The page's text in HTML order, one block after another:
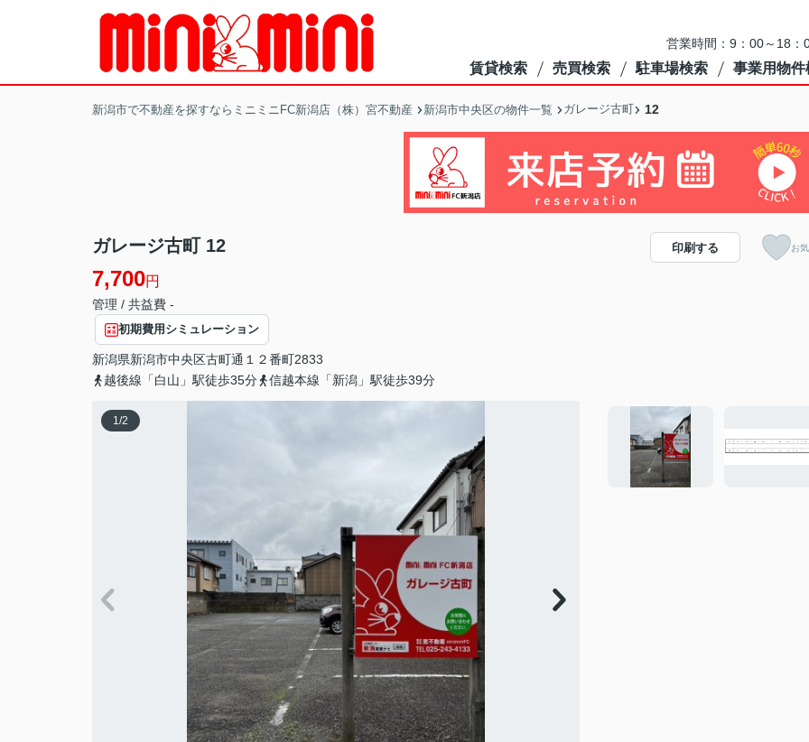
営業時間：9：00～18
賃貸検索 売買検索 駐車場検索 事業用物件
新潟市で不動産を探すならミニミニFC新潟店（株）宮不動産 新潟市中央区の物件一覧 ガレージ古町 12
ガレージ古町 12
7,700円
管理 / 共益費 -
初期費用シミュレーション
新潟県新潟市中央区古町通１２番町2833
越後線「白山」駅徒歩35分
信越本線「新潟」駅徒歩39分
印刷する お
1/2